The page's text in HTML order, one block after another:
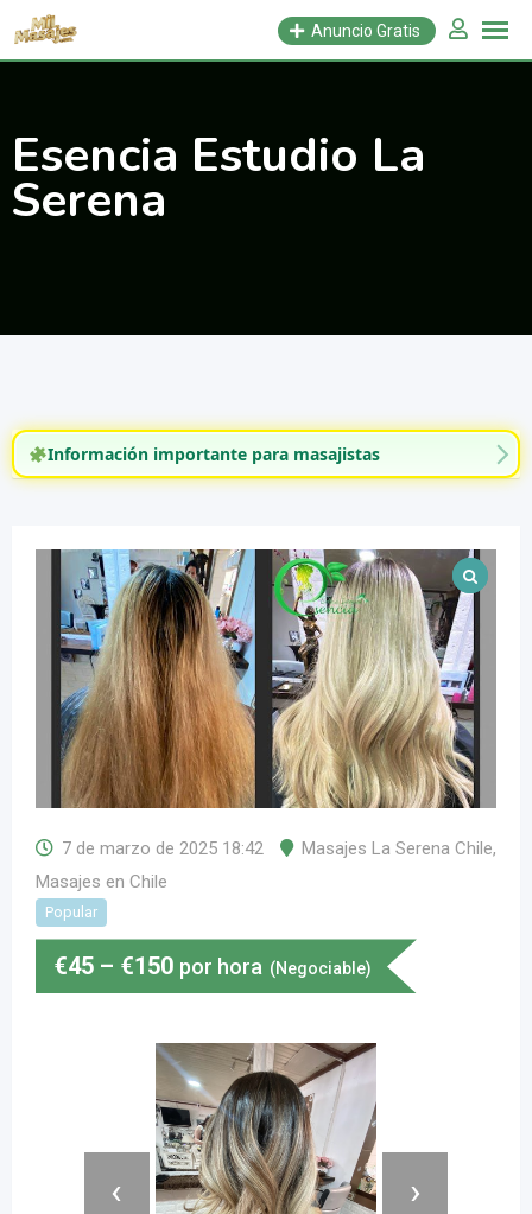
Saltar
Anuncio Gratis
Esencia Estudio La
Serena
Información importante para masajistas
7 de marzo de 2025 18:42 Masajes La Serena Chile,
Masajes en Chile
Popular
€45 – €150 por hora (Negociable)
‹ ›